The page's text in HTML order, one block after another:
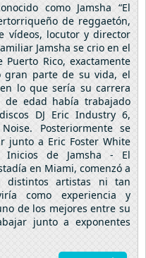
como Jamsha “El
de reggaetón,
vídeos, locutor y director
Jamsha se crio en el
Rico, exactamente
gran parte de su vida, el
lo que sería su carrera
de edad había trabajado
DJ Eric Industry 6,
Posteriormente se
junto a Eric Foster White
Inicios de Jamsha - El
en Miami, comenzó a
distintos artistas ni tan
como experiencia y
de los mejores entre su
junto a exponentes